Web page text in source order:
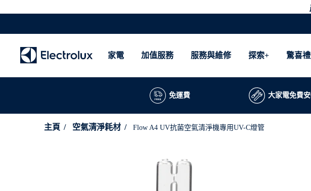
家電 加值服務 服務與維修 探索+ 驚喜
免運費 大家電免費
主頁 空氣清淨耗材 Flow A4 UV抗菌空氣清淨機專用UV-C燈管